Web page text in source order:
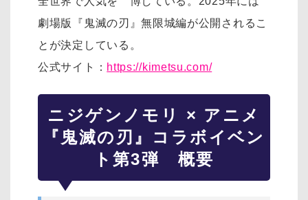
劇場版『鬼滅の刃』無限城編が公開されるこ
とが決定している。
公式サイト： https://kimetsu.com/
ニジゲンノモリ × アニメ
『鬼滅の刃』コラボイベン
ト第3弾 概要